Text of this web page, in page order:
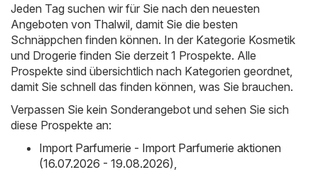
Jeden Tag suchen wir für Sie nach den neuesten
Angeboten von Thalwil, damit Sie die besten
Schnäppchen finden können. In der Kategorie Kosmetik
und Drogerie finden Sie derzeit 1 Prospekte. Alle
Prospekte sind übersichtlich nach Kategorien geordnet,
damit Sie schnell das finden können, was Sie brauchen.
Verpassen Sie kein Sonderangebot und sehen Sie sich
diese Prospekte an:
Import Parfumerie - Import Parfumerie aktionen
(16.07.2026 - 19.08.2026),